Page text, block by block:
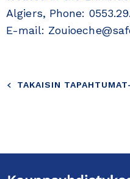
Algiers, Phone:
E-mail:
TAKAISIN